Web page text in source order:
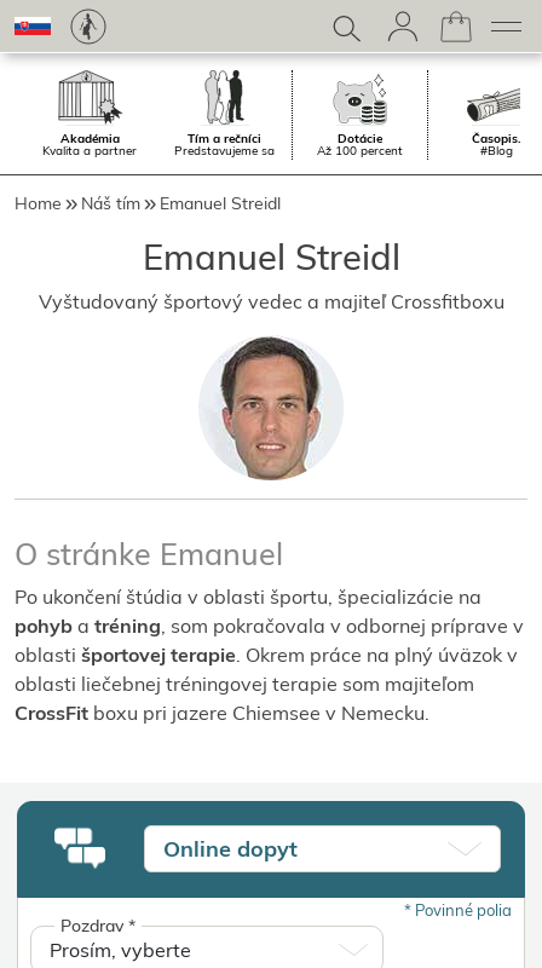
Akadémia
Kvalita a partner
Tím a rečníci
Predstavujeme sa
Dotácie
Až 100 percent
Časopis.
#Blog
Home Náš tím Emanuel Streidl
Emanuel Streidl
Vyštudovaný športový vedec a majiteľ Crossfitboxu
O stránke Emanuel
Po ukončení štúdia v oblasti športu, špecializácie na
pohyb a tréning, som pokračovala v odbornej príprave v
oblasti športovej terapie. Okrem práce na plný úväzok v
oblasti liečebnej tréningovej terapie som majiteľom
CrossFit boxu pri jazere Chiemsee v Nemecku.
Online dopyt
*Povinné polia
Pozdrav*